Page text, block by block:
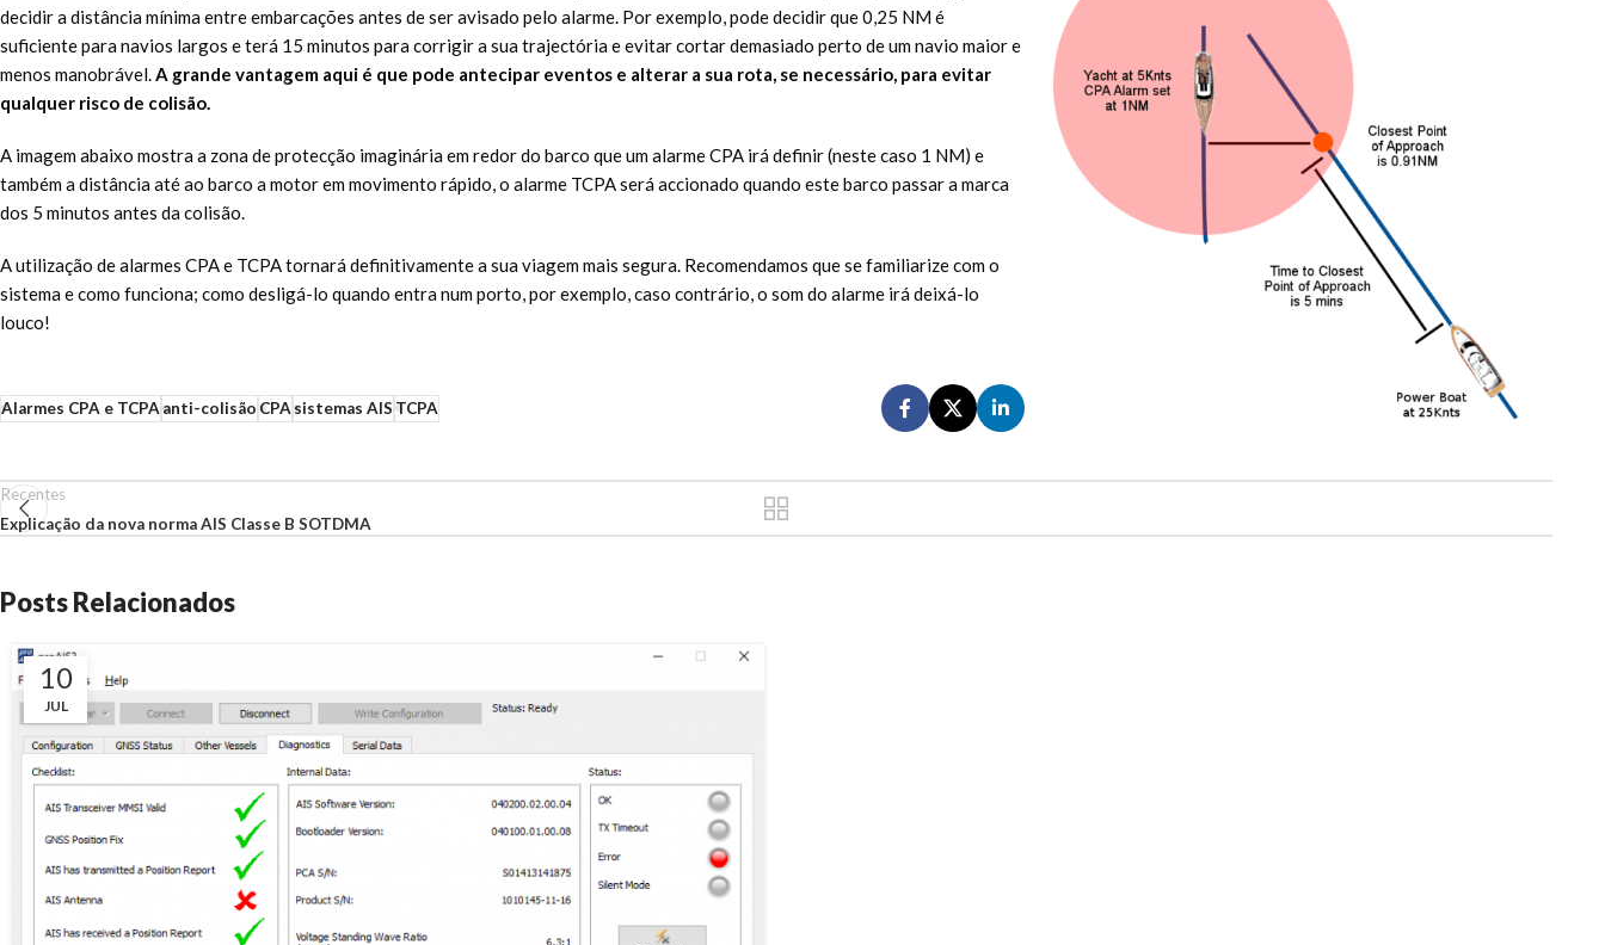
decidir a distância mínima entre embarcações antes de ser avisado pelo alarme. Por exemplo, pode decidir que 0,25 NM é
suficiente para navios largos e terá 15 minutos para corrigir a sua trajectória e evitar cortar demasiado perto de um navio maior e
menos manobrável.A grande vantagem aqui é que pode antecipar eventos e alterar a sua rota, se necessário, para evitar
qualquer risco de colisão.
A imagem abaixo mostra a zona de protecção imaginária em redor do barco que um alarme CPA irá definir (neste caso 1 NM) e
também a distância até ao barco a motor em movimento rápido, o alarme TCPA será accionado quando este barco passar a marca
dos 5 minutos antes da colisão.
A utilização de alarmes CPA e TCPA tornará definitivamente a sua viagem mais segura. Recomendamos que se familiarize com o
sistema e como funciona; como desligá-lo quando entra num porto, por exemplo, caso contrário, o som do alarme irá deixá-lo
louco!
Alarmes CPA e TCPAanti-colisãoCPAsistemas AISTCPA
Recentes
Explicação da nova norma AIS Classe B SOTDMA
Posts Relacionados
10
JUL